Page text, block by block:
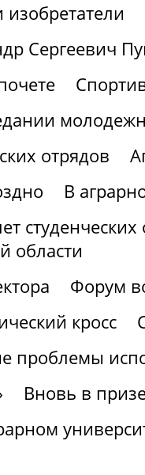
Сергеевич
отрядов
В
области
Форум
кросс
проблемы
Вновь в